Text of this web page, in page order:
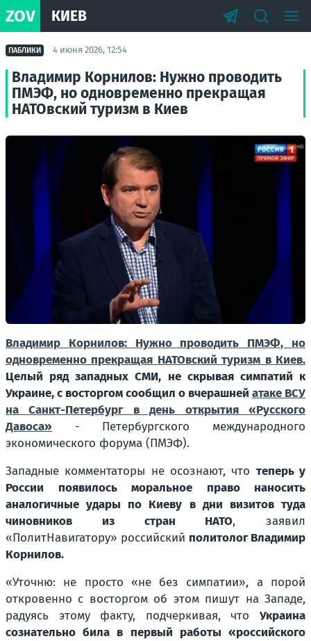
ZOV КИЕВ
ПАБЛИКИ 4 июня 2026, 12:54
Владимир Корнилов: Нужно проводить
ПМЭФ, но одновременно прекращая
НАТОвский туризм в Киев
Владимир Корнилов: Нужно проводить ПМЭФ, но
одновременно прекращая НАТОвский туризм в Киев.
Целый ряд западных СМИ, не скрывая симпатий к
Украине, с восторгом сообщил о вчерашней атаке ВСУ
на Санкт-Петербург в день открытия «Русского
Давоса» - Петербургского международного
экономического форума (ПМЭФ).
Западные комментаторы не осознают, что теперь у
России появилось моральное право наносить
аналогичные удары по Киеву в дни визитов туда
чиновников из стран НАТО, заявил
«ПолитНавигатору» российский политолог Владимир
Корнилов.
«Уточню: не просто «не без симпатии», а порой
откровенно с восторгом об этом пишут на Западе,
радуясь этому факту, подчеркивая, что Украина
сознательно била в первый работы «российского